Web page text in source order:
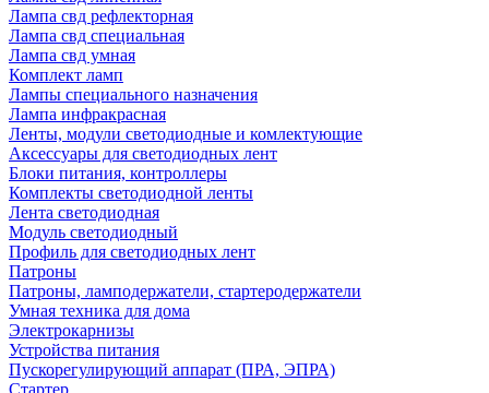
Лампа свд рефлекторная
Лампа свд специальная
Лампа свд умная
Комплект ламп
Лампы специального назначения
Лампа инфракрасная
Ленты, модули светодиодные и комлектующие
Аксессуары для светодиодных лент
Блоки питания, контроллеры
Комплекты светодиодной ленты
Лента светодиодная
Модуль светодиодный
Профиль для светодиодных лент
Патроны
Патроны, ламподержатели, стартеродержатели
Умная техника для дома
Электрокарнизы
Устройства питания
Пускорегулирующий аппарат (ПРА, ЭПРА)
Стартер